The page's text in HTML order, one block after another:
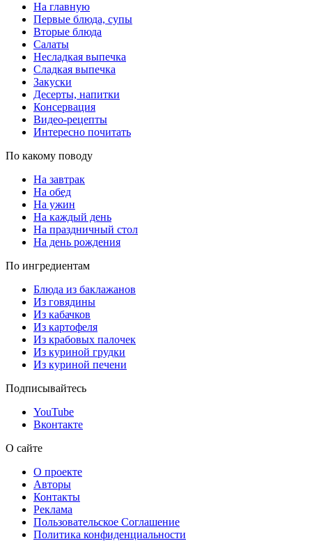
На главную
Первые блюда, супы
Вторые блюда
Салаты
Несладкая выпечка
Сладкая выпечка
Закуски
Десерты, напитки
Консервация
Видео-рецепты
Интересно почитать
По какому поводу
На завтрак
На обед
На ужин
На каждый день
На праздничный стол
На день рождения
По ингредиентам
Блюда из баклажанов
Из говядины
Из кабачков
Из картофеля
Из крабовых палочек
Из куриной грудки
Из куриной печени
Подписывайтесь
YouTube
Вконтакте
О сайте
О проекте
Авторы
Контакты
Реклама
Пользовательское Соглашение
Политика конфиденциальности